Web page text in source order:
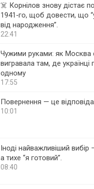
☠️ Корнілов знову дістає
1941‑го, щоб довести, що
від народження”.
22:41
Чужими руками: як Москва
вигравала там, де українці
одному
17:55
Повернення — це
10:01
Іноді найважливіший
а тихе “я готовий”.
08:40